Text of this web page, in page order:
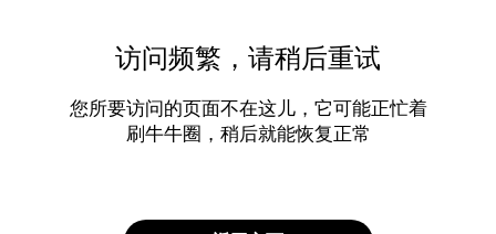
访问频繁，请稍后重试
您所要访问的页面不在这儿，它可能正忙着
刷牛牛圈，稍后就能恢复正常